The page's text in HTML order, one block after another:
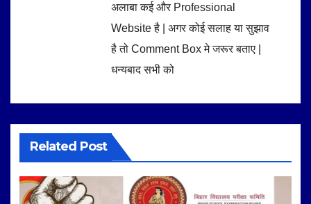
अलाबा कई और Professional
Website है | अगर कोई सलाह या सुझाव
है तो Comment Box मे जरूर बताए |
धन्यबाद सभी को
Related Post